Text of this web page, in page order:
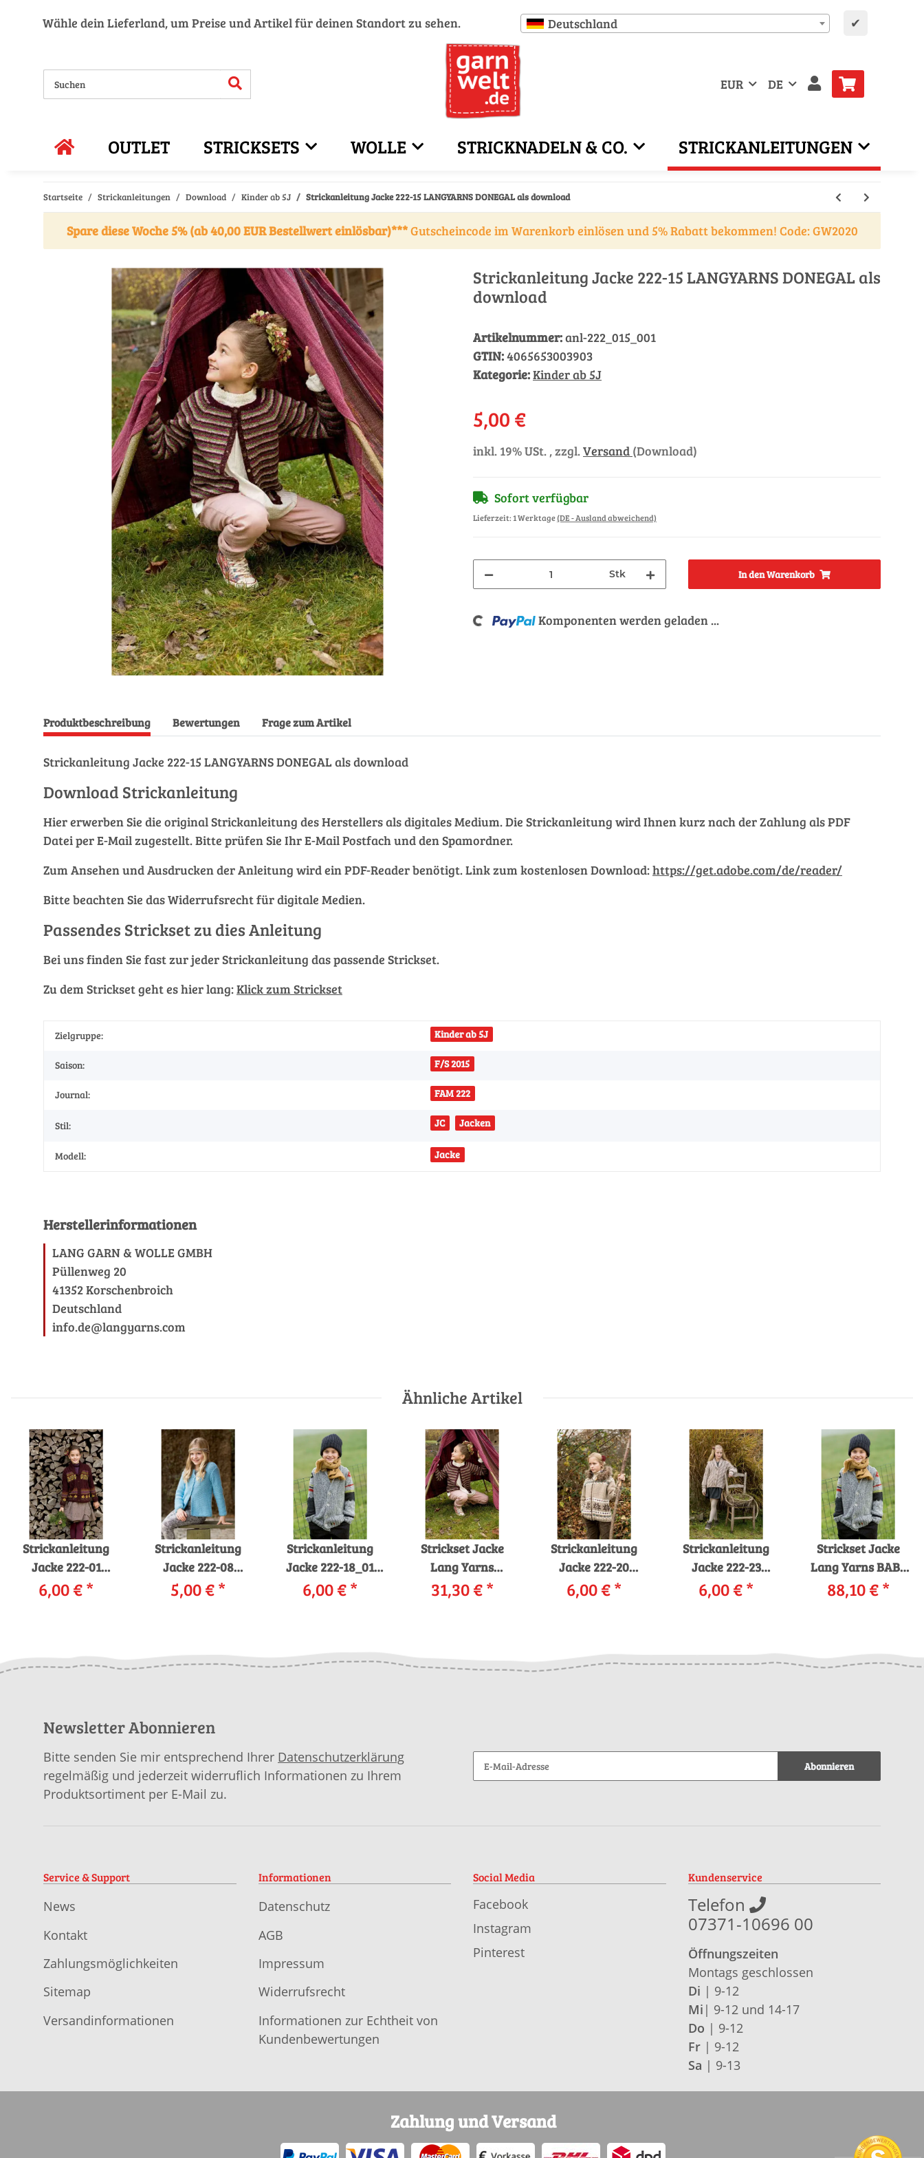
Wähle dein Lieferland, um Preise und Artikel für deinen Standort zu sehen. Deutschland ✔
EUR DE
OUTLET STRICKSETS WOLLE STRICKNADELN & CO. STRICKANLEITUNGEN
Startseite Strickanleitungen Download Kinder ab 5J Strickanleitung Jacke 222-15 LANGYARNS DONEGAL als download
Spare diese Woche 5% (ab 40,00 EUR Bestellwert einlösbar)***Gutscheincode im Warenkorb einlösen und 5% Rabatt bekommen! Code: GW2020
Strickanleitung Jacke 222-15 LANGYARNS DONEGAL als
download
Artikelnummer:anl-222_015_001
GTIN:4065653003903
Kategorie:Kinder ab 5J
5,00 €
inkl. 19% USt. , zzgl.Versand (Download)
Sofort verfügbar
Lieferzeit:1 Werktage(DE - Ausland abweichend)
Stk In den Warenkorb
Loading... Komponenten werden geladen ...
Produktbeschreibung Bewertungen Frage zum Artikel
Strickanleitung Jacke 222-15 LANGYARNS DONEGAL als download
Download Strickanleitung
Hier erwerben Sie die original Strickanleitung des Herstellers als digitales Medium. Die Strickanleitung wird Ihnen kurz nach der Zahlung als PDF
Datei per E-Mail zugestellt. Bitte prüfen Sie Ihr E-Mail Postfach und den Spamordner.
Zum Ansehen und Ausdrucken der Anleitung wird ein PDF-Reader benötigt. Link zum kostenlosen Download:https://get.adobe.com/de/reader/
Bitte beachten Sie das Widerrufsrecht für digitale Medien.
Passendes Strickset zu dies Anleitung
Bei uns finden Sie fast zur jeder Strickanleitung das passende Strickset.
Zu dem Strickset geht es hier lang:Klick zum Strickset
Zielgruppe: Kinder ab 5J
Saison: F/S 2015
Journal: FAM 222
Stil: JC Jacken
Modell: Jacke
Herstellerinformationen
LANG GARN & WOLLE GMBH
Püllenweg 20
41352 Korschenbroich
Deutschland
info.de@langyarns.com
Ähnliche Artikel
Strickanleitung
Jacke 222-01
LANGYARNS YAK /
DONEGAL als
6,00 €*
Strickanleitung
Jacke 222-08
LANGYARNS
CASHMERE
5,00 €*
Strickanleitung
Jacke 222-18_01
LANGYARNS BABY
ALPACA als
6,00 €*
Strickset Jacke
Lang Yarns
DONEGAL mit
Anleitung in
31,30 €*
Strickanleitung
Jacke 222-20
LANGYARNS
AIROLO als
6,00 €*
Strickanleitung
Jacke 222-23
LANGYARNS KIM
als download
6,00 €*
Strickset Jacke
Lang Yarns BABY
ALPACA mit
Anleitung in
88,10 €*
Newsletter Abonnieren
Bitte senden Sie mir entsprechend Ihrer Datenschutzerklärung
regelmäßig und jederzeit widerruflich Informationen zu Ihrem
Produktsortiment per E-Mail zu.
Abonnieren
Service & Support
News
Kontakt
Zahlungsmöglichkeiten
Sitemap
Versandinformationen
Informationen
Datenschutz
AGB
Impressum
Widerrufsrecht
Informationen zur Echtheit von
Kundenbewertungen
Social Media
Facebook
Instagram
Pinterest
Kundenservice
Telefon
07371-10696 00
Öffnungszeiten
Montags geschlossen
Di | 9-12
Mi | 9-12 und 14-17
Do | 9-12
Fr| 9-12
Sa | 9-13
Zahlung und Versand